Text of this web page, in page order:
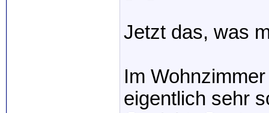
Jetzt das, was
Im
eigentlich sehr